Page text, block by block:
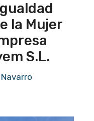
la Mujer
S.L.